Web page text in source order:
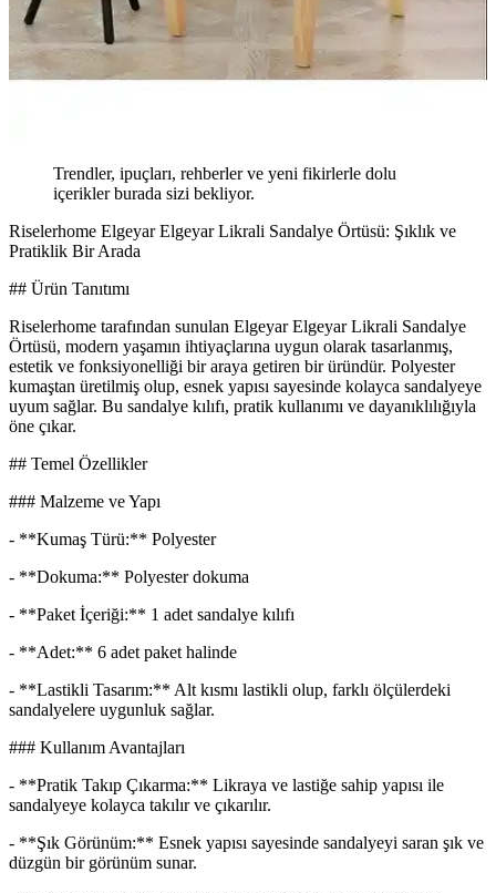
Trendler, ipuçları, rehberler ve yeni fikirlerle dolu
içerikler burada sizi bekliyor.
Riselerhome Elgeyar Elgeyar Likrali Sandalye Örtüsü: Şıklık ve
Pratiklik Bir Arada
## Ürün Tanıtımı
Riselerhome tarafından sunulan Elgeyar Elgeyar Likrali Sandalye
Örtüsü, modern yaşamın ihtiyaçlarına uygun olarak tasarlanmış,
estetik ve fonksiyonelliği bir araya getiren bir üründür. Polyester
kumaştan üretilmiş olup, esnek yapısı sayesinde kolayca sandalyeye
uyum sağlar. Bu sandalye kılıfı, pratik kullanımı ve dayanıklılığıyla
öne çıkar.
## Temel Özellikler
### Malzeme ve Yapı
- **Kumaş Türü:** Polyester
- **Dokuma:** Polyester dokuma
- **Paket İçeriği:** 1 adet sandalye kılıfı
- **Adet:** 6 adet paket halinde
- **Lastikli Tasarım:** Alt kısmı lastikli olup, farklı ölçülerdeki
sandalyelere uygunluk sağlar.
### Kullanım Avantajları
- **Pratik Takıp Çıkarma:** Likraya ve lastiğe sahip yapısı ile
sandalyeye kolayca takılır ve çıkarılır.
- **Şık Görünüm:** Esnek yapısı sayesinde sandalyeyi saran şık ve
düzgün bir görünüm sunar.